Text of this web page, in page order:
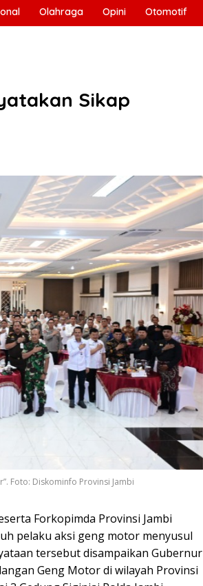
Olahraga Opini Otomotif
Sikap
Foto: Diskominfo Provinsi Jambi
Forkopimda Provinsi Jambi
pelaku aksi geng motor menyusul
tersebut disampaikan Gubernur
Geng Motor di wilayah Provinsi